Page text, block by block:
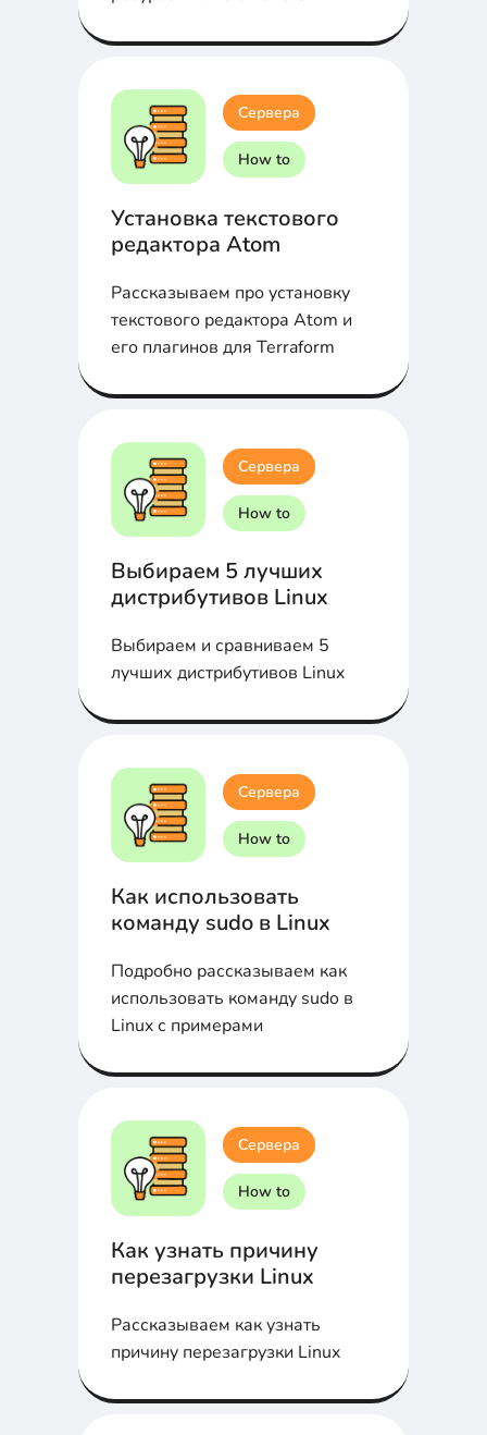
Сервера
How to
Установка текстового
редактора Atom
Рассказываем про установку
текстового редактора Atom и
его плагинов для Terraform
Сервера
How to
Выбираем 5 лучших
дистрибутивов Linux
Выбираем и сравниваем 5
лучших дистрибутивов Linux
Сервера
How to
Как использовать
команду sudo в Linux
Подробно рассказываем как
использовать команду sudo в
Linux с примерами
Сервера
How to
Как узнать причину
перезагрузки Linux
Рассказываем как узнать
причину перезагрузки Linux